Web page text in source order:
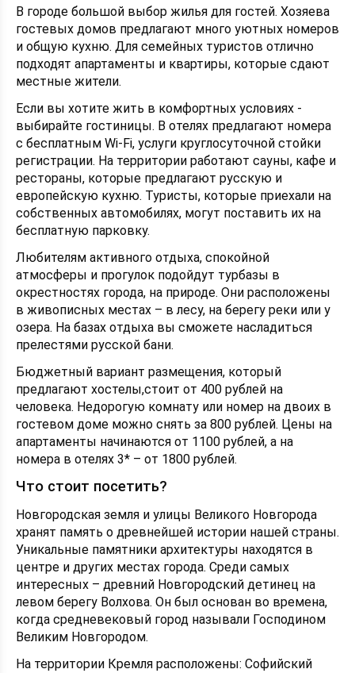
В городе большой выбор жилья для гостей. Хозяева
гостевых домов предлагают много уютных номеров
и общую кухню. Для семейных туристов отлично
подходят апартаменты и квартиры, которые сдают
местные жители.
Если вы хотите жить в комфортных условиях -
выбирайте гостиницы. В отелях предлагают номера
с бесплатным Wi-Fi, услуги круглосуточной стойки
регистрации. На территории работают сауны, кафе и
рестораны, которые предлагают русскую и
европейскую кухню. Туристы, которые приехали на
собственных автомобилях, могут поставить их на
бесплатную парковку.
Любителям активного отдыха, спокойной
атмосферы и прогулок подойдут турбазы в
окрестностях города, на природе. Они расположены
в живописных местах – в лесу, на берегу реки или у
озера. На базах отдыха вы сможете насладиться
прелестями русской бани.
Бюджетный вариант размещения, который
предлагают хостелы,стоит от 400 рублей на
человека. Недорогую комнату или номер на двоих в
гостевом доме можно снять за 800 рублей. Цены на
апартаменты начинаются от 1100 рублей, а на
номера в отелях 3* – от 1800 рублей.
Что стоит посетить?
Новгородская земля и улицы Великого Новгорода
хранят память о древнейшей истории нашей страны.
Уникальные памятники архитектуры находятся в
центре и других местах города. Среди самых
интересных – древний Новгородский детинец на
левом берегу Волхова. Он был основан во времена,
когда средневековый город называли Господином
Великим Новгородом.
На территории Кремля расположены: Софийский